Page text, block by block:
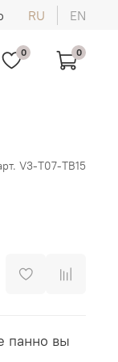
RU EN
0 0
V3-T07-TB15
панно вы